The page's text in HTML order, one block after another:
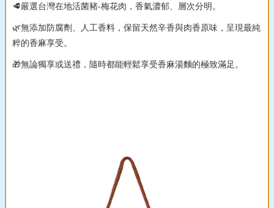
🥩嚴選台灣在地活菌豬-梅花肉，香氣濃郁、層次分明。
🌿無添加防腐劑、人工香料，保留天然辛香與肉香原味，呈現最純
粹的香麻享受。
🎁無論獨享或送禮，隨時都能輕鬆享受香麻湯麵的極致滿足。